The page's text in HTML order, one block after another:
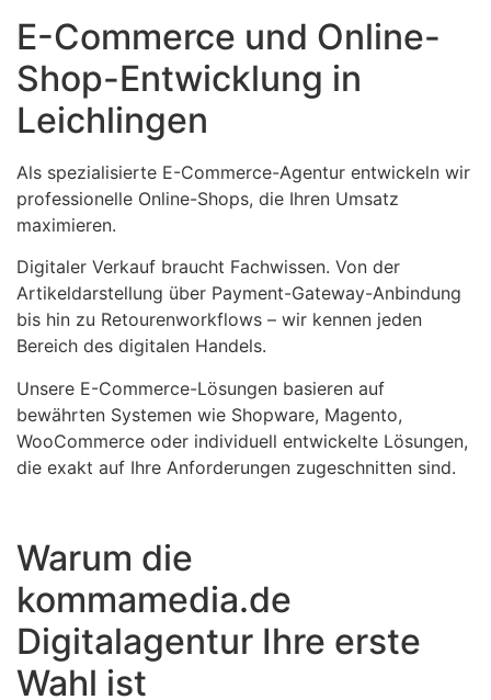
E-Commerce und Online-
Shop-Entwicklung in
Leichlingen
Als spezialisierte E-Commerce-Agentur entwickeln wir
professionelle Online-Shops, die Ihren Umsatz
maximieren.
Digitaler Verkauf braucht Fachwissen. Von der
Artikeldarstellung über Payment-Gateway-Anbindung
bis hin zu Retourenworkflows – wir kennen jeden
Bereich des digitalen Handels.
Unsere E-Commerce-Lösungen basieren auf
bewährten Systemen wie Shopware, Magento,
WooCommerce oder individuell entwickelte Lösungen,
die exakt auf Ihre Anforderungen zugeschnitten sind.
Warum die
kommamedia.de
Digitalagentur Ihre erste
Wahl ist